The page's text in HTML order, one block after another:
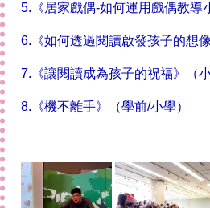
5.《居家戲偶-如何運用戲偶教導
6.《如何透過閱讀啟發孩子的想
7.《讓閱讀成為孩子的祝福》（小
8.《機不離手》（學前/小學）